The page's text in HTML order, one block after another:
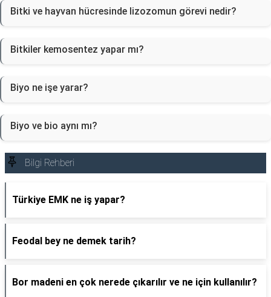
Bitki ve hayvan hücresinde lizozomun görevi nedir?
Bitkiler kemosentez yapar mı?
Biyo ne işe yarar?
Biyo ve bio aynı mı?
Bilgi Rehberi
Türkiye EMK ne iş yapar?
Feodal bey ne demek tarih?
Bor madeni en çok nerede çıkarılır ve ne için kullanılır?